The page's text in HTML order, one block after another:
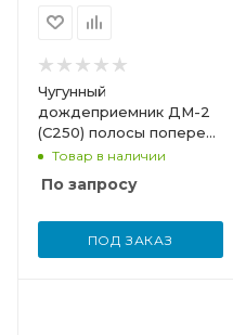
Чугунный
дождеприемник ДМ-2
(C250) полосы поперек
ГОСТ 3634-99
Товар в наличии
По запросу
ПОД ЗАКАЗ